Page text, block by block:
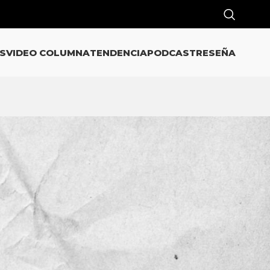
VIDEO COLUMNATENDENCIAPODCASTRESEÑA